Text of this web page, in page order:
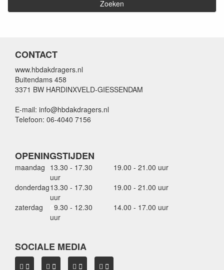
CONTACT
www.hbdakdragers.nl
Buitendams 458
3371 BW HARDINXVELD-GIESSENDAM
E-mail: info@hbdakdragers.nl
Telefoon: 06-4040 7156
OPENINGSTIJDEN
maandag 13.30 - 17.30
uur
19.00 - 21.00 uur
donderdag13.30 - 17.30
uur
19.00 - 21.00 uur
zaterdag
9.30 - 12.30
uur
14.00 - 17.00 uur
SOCIALE MEDIA